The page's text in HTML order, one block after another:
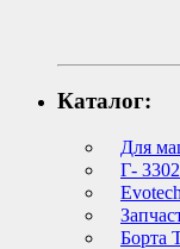
Каталог:
Для
Г- 3302
Борта